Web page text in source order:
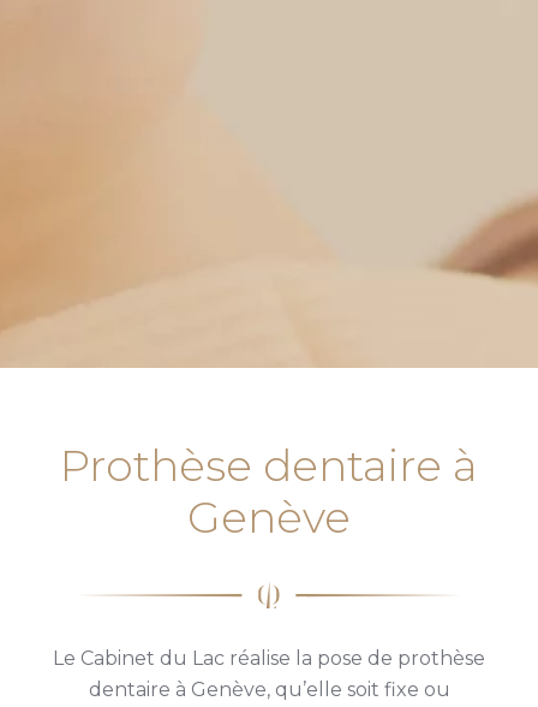
Prothèse dentaire à
Genève
Le Cabinet du Lac réalise la pose de prothèse
dentaire à Genève, qu’elle soit fixe ou